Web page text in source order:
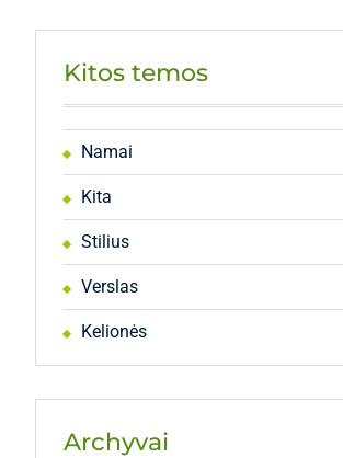
Kitos temos
Namai
Kita
Stilius
Verslas
Kelionės
Archyvai